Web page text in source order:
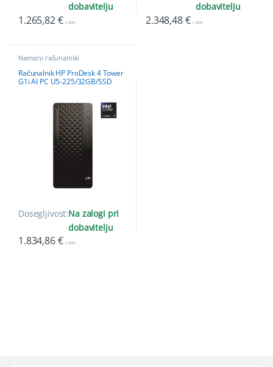
dobavitelju
1.265,82€ z DDV
dobavitelju
2.348,48€ z DDV
Namizni računalniki
Računalnik HP ProDesk 4 Tower
G1i AI PC U5-225/32GB/SSD
Dosegljivost:Na zalogi pri
dobavitelju
1.834,86€ z DDV